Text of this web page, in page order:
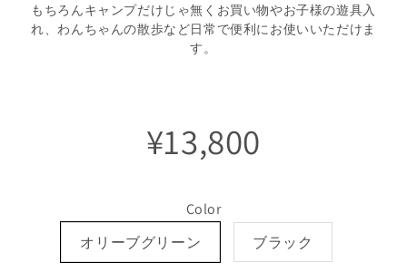
もちろんキャンプだけじゃ無くお買い物やお子様の遊具入
れ、わんちゃんの散歩など日常で便利にお使いいただけま
す。
¥13,800
Color
オリーブグリーン
ブラック